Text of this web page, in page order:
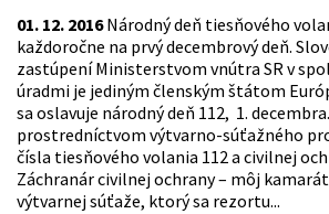
01. 12. 2016Národný deň tiesňového
každoročne na prvý decembrový deň.
zastúpení Ministerstvom vnútra SR v
úradmi je jediným členským štátom
sa oslavuje národný deň 112, 1.
prostredníctvom výtvarno-súťažného
čísla tiesňového volania 112 a civilnej
Záchranár civilnej ochrany – môj
výtvarnej súťaže, ktorý sa rezortu...